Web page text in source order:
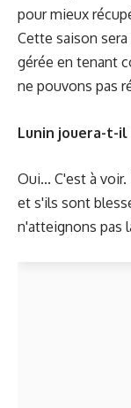
pour mieux
Cette saison
gérée en tenant
ne pouvons pas
Lunin jouera-t-il
Oui... C'est à
et s'ils sont
n'atteignons pas